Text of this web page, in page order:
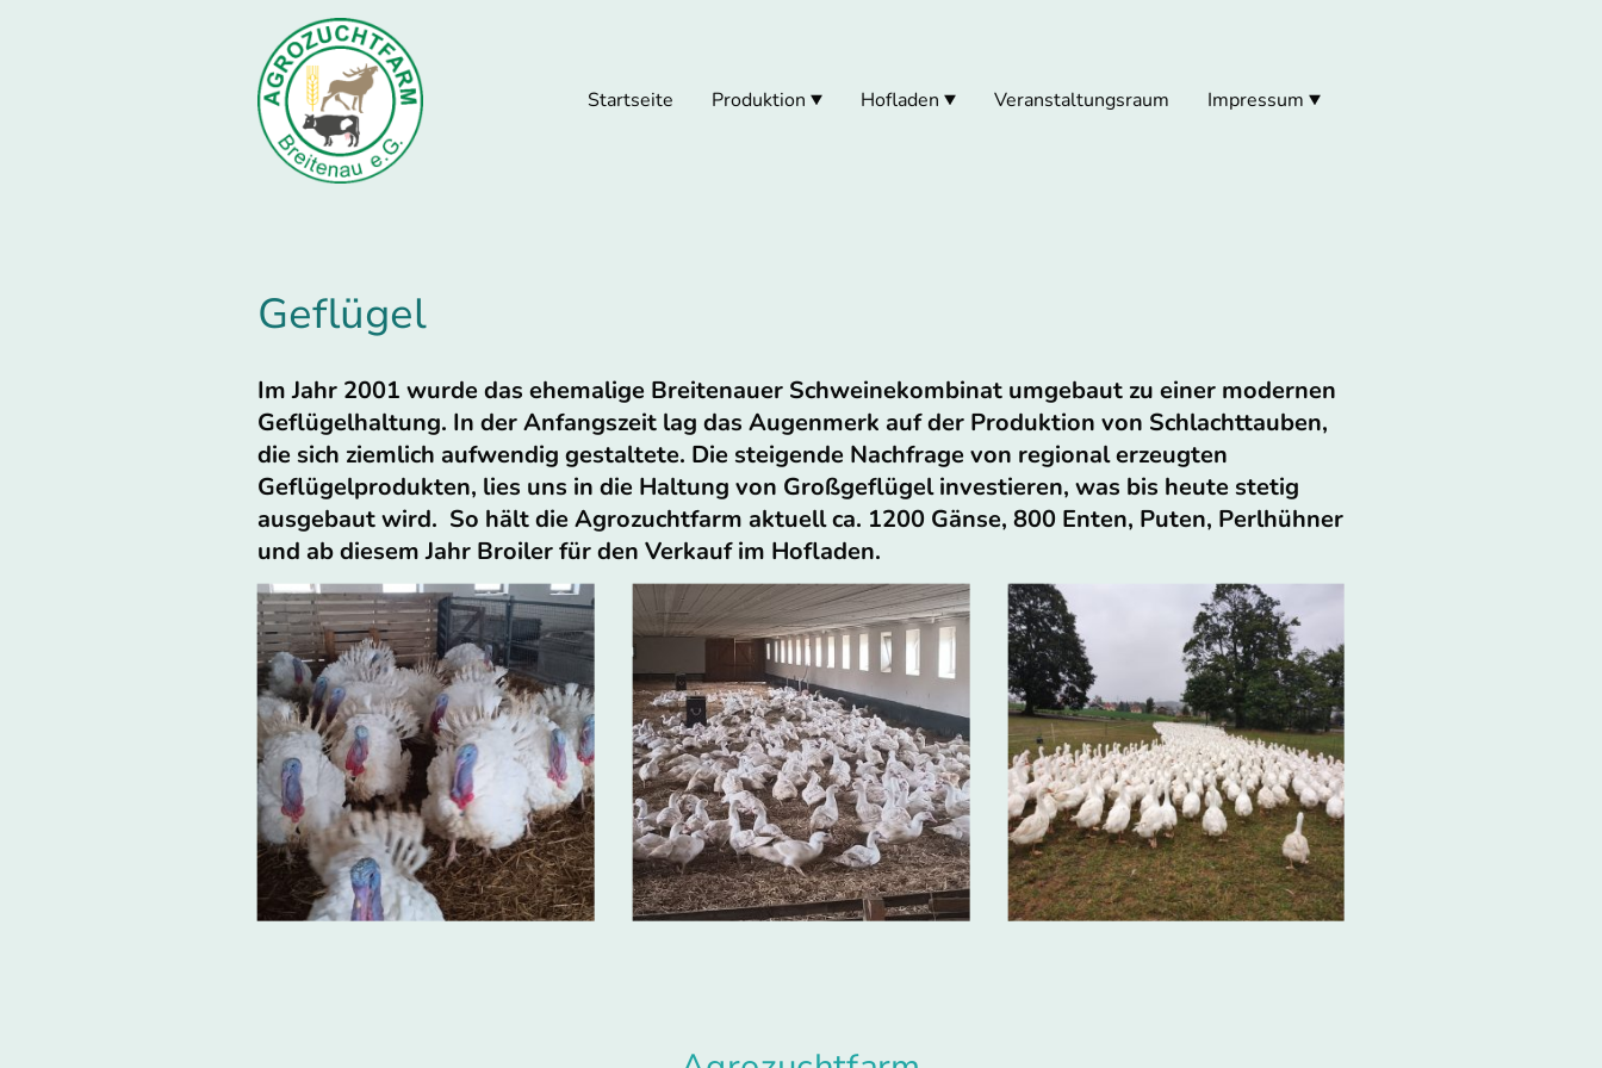
Startseite Produktion Hofladen Veranstaltungsraum Impressum
Geflügel
Im Jahr 2001 wurde das ehemalige Breitenauer Schweinekombinat umgebaut zu einer modernen
Geflügelhaltung. In der Anfangszeit lag das Augenmerk auf der Produktion von Schlachttauben,
die sich ziemlich aufwendig gestaltete. Die steigende Nachfrage von regional erzeugten
Geflügelprodukten, lies uns in die Haltung von Großgeflügel investieren, was bis heute stetig
ausgebaut wird. So hält die Agrozuchtfarm aktuell ca. 1200 Gänse, 800 Enten, Puten, Perlhühner
und ab diesem Jahr Broiler für den Verkauf im Hofladen.